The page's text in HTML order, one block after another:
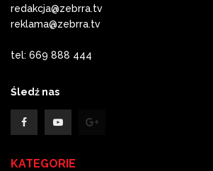
redakcja@zebrra.tv
reklama@zebrra.tv
tel: 669 888 444
Śledź nas
KATEGORIE